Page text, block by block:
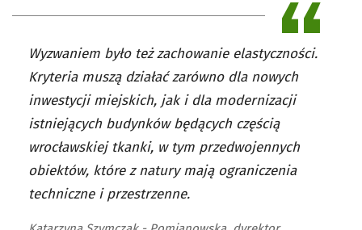
Wyzwaniem było też zachowanie elastyczności.
Kryteria muszą działać zarówno dla nowych
inwestycji miejskich, jak i dla modernizacji
istniejących budynków będących częścią
wrocławskiej tkanki, w tym przedwojennych
obiektów, które z natury mają ograniczenia
techniczne i przestrzenne.